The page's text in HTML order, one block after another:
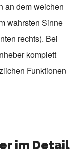
an dem weichen
wahrsten Sinne
rechts). Bei
komplett
Funktionen
im Detail